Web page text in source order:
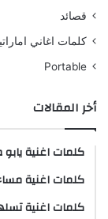
قصائد
كلمات اغاني
Portable
أخر المقالات
كلمات اغنية
كلمات اغنية
كلمات اغنية